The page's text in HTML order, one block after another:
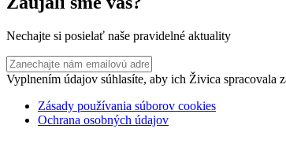
Nechajte si posielať naše pravidelné aktuality
Vyplnením údajov súhlasíte, aby ich Živica spracovala
Zásady používania súborov cookies
Ochrana osobných údajov